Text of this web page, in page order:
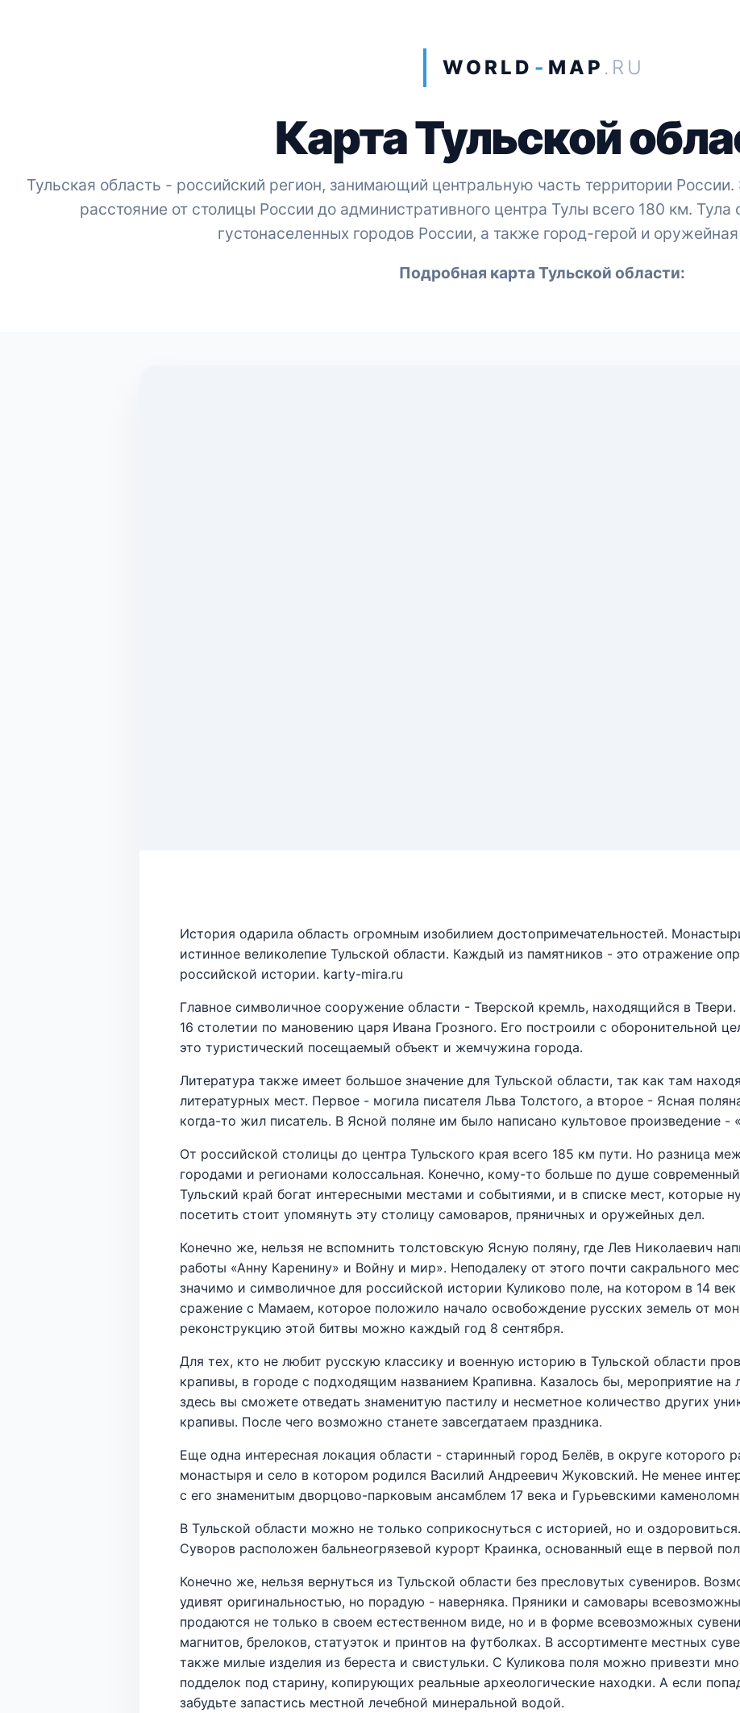
WORLD - MAP .RU
Карта Тульской
Тульская область - российский регион, занимающий центральную часть территории
расстояние от столицы России до административного центра Тулы всего 180 км. Тула
густонаселенных городов России, а также город-герой и
Подробная карта Тульской области:
История одарила область огромным изобилием достопримечательностей.
истинное великолепие Тульской области. Каждый из памятников - это отражение
российской истории. karty-mira.ru
Главное символичное сооружение области - Тверской кремль, находящийся в
16 столетии по мановению царя Ивана Грозного. Его построили с оборонительной
это туристический посещаемый объект и жемчужина города.
Литература также имеет большое значение для Тульской области, так как там
литературных мест. Первое - могила писателя Льва Толстого, а второе - Ясная
когда-то жил писатель. В Ясной поляне им было написано культовое произведение -
От российской столицы до центра Тульского края всего 185 км пути. Но разница
городами и регионами колоссальная. Конечно, кому-то больше по душе
Тульский край богат интересными местами и событиями, и в списке мест, которые
посетить стоит упомянуть эту столицу самоваров, пряничных и оружейных дел.
Конечно же, нельзя не вспомнить толстовскую Ясную поляну, где Лев Николаевич
работы «Анну Каренину» и Войну и мир». Неподалеку от этого почти сакрального
значимо и символичное для российской истории Куликово поле, на котором в 14 век
сражение с Мамаем, которое положило начало освобождение русских земель от
реконструкцию этой битвы можно каждый год 8 сентября.
Для тех, кто не любит русскую классику и военную историю в Тульской области
крапивы, в городе с подходящим названием Крапивна. Казалось бы, мероприятие на
здесь вы сможете отведать знаменитую пастилу и несметное количество других
крапивы. После чего возможно станете завсегдатаем праздника.
Еще одна интересная локация области - старинный город Белёв, в округе которого
монастыря и село в котором родился Василий Андреевич Жуковский. Не менее
с его знаменитым дворцово-парковым ансамблем 17 века и Гурьевскими
В Тульской области можно не только соприкоснуться с историей, но и
Суворов расположен бальнеогрязевой курорт Краинка, основанный еще в первой
Конечно же, нельзя вернуться из Тульской области без пресловутых сувениров.
удивят оригинальностью, но порадую - наверняка. Пряники и самовары
продаются не только в своем естественном виде, но и в форме всевозможных
магнитов, брелоков, статуэток и принтов на футболках. В ассортименте местных
также милые изделия из береста и свистульки. С Куликова поля можно привезти
подделок под старину, копирующих реальные археологические находки. А если
забудьте запастись местной лечебной минеральной водой.